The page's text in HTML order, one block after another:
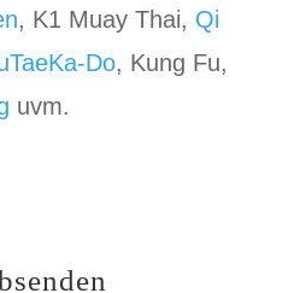
, K1 Muay Thai, Qi
Do, Kung Fu,
uvm.